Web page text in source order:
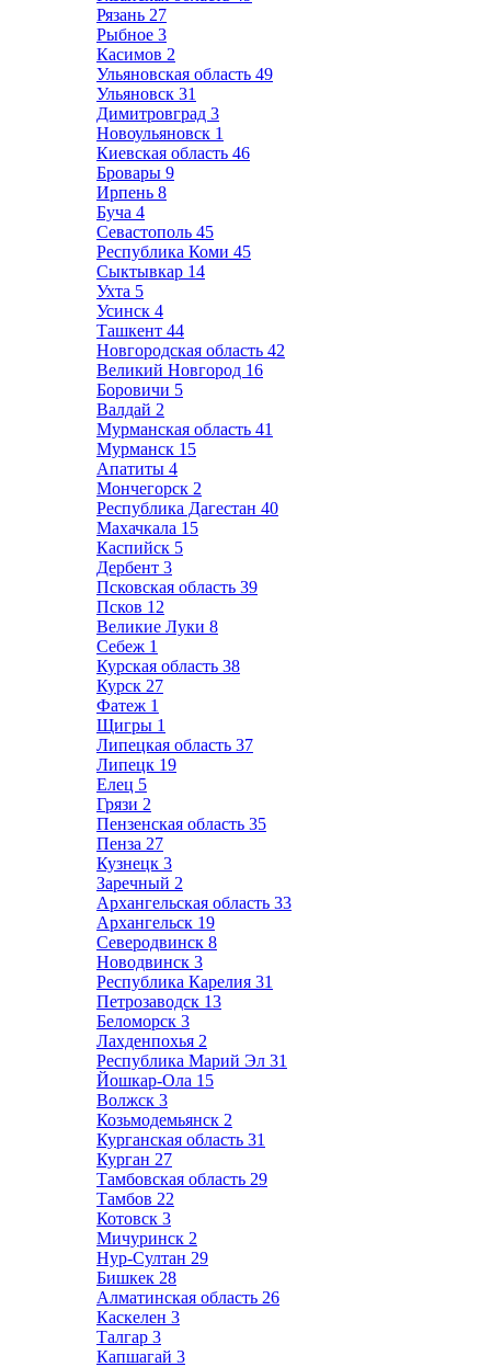
Рязань 27
Рыбное 3
Касимов 2
Ульяновская область 49
Ульяновск 31
Димитровград 3
Новоульяновск 1
Киевская область 46
Бровары 9
Ирпень 8
Буча 4
Севастополь 45
Республика Коми 45
Сыктывкар 14
Ухта 5
Усинск 4
Ташкент 44
Новгородская область 42
Великий Новгород 16
Боровичи 5
Валдай 2
Мурманская область 41
Мурманск 15
Апатиты 4
Мончегорск 2
Республика Дагестан 40
Махачкала 15
Каспийск 5
Дербент 3
Псковская область 39
Псков 12
Великие Луки 8
Себеж 1
Курская область 38
Курск 27
Фатеж 1
Щигры 1
Липецкая область 37
Липецк 19
Елец 5
Грязи 2
Пензенская область 35
Пенза 27
Кузнецк 3
Заречный 2
Архангельская область 33
Архангельск 19
Северодвинск 8
Новодвинск 3
Республика Карелия 31
Петрозаводск 13
Беломорск 3
Лахденпохья 2
Республика Марий Эл 31
Йошкар-Ола 15
Волжск 3
Козьмодемьянск 2
Курганская область 31
Курган 27
Тамбовская область 29
Тамбов 22
Котовск 3
Мичуринск 2
Нур-Султан 29
Бишкек 28
Алматинская область 26
Каскелен 3
Талгар 3
Капшагай 3